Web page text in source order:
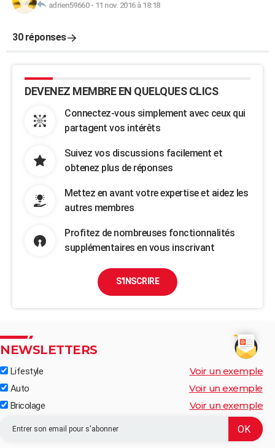
adrien59660- 11 nov. 2016 à 18:18
30 réponses
DEVENEZ MEMBRE EN QUELQUES CLICS
Connectez-vous simplement avec ceux qui
partagent vos intérêts
Suivez vos discussions facilement et
obtenez plus de réponses
Mettez en avant votre expertise et aidez les
autres membres
Profitez de nombreuses fonctionnalités
supplémentaires en vous inscrivant
S'INSCRIRE
NEWSLETTERS
Lifestyle Voir un exemple
Auto Voir un exemple
Bricolage Voir un exemple